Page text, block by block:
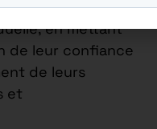
chaque
en mettant
de leur confiance
de leurs
et